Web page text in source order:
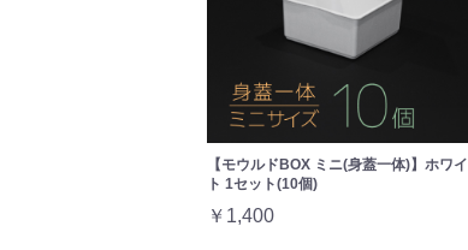
【モウルドBOX ミニ(身蓋一体)】ホワイ
ト 1セット(10個)
￥1,400